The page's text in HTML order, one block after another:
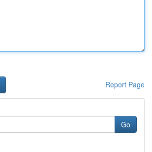
Report Page
Go